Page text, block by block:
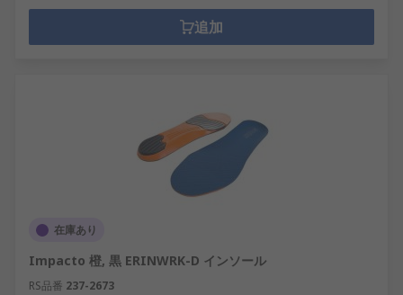
追加
在庫あり
Impacto 橙, 黒 ERINWRK-D インソール
RS品番 237-2673